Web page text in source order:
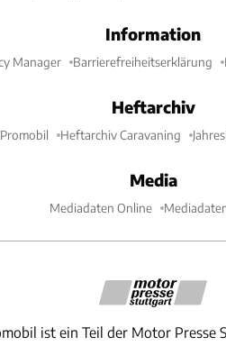
Information
Manager Barrierefreiheitserklärung
Heftarchiv
Heftarchiv Caravaning
Media
Mediadaten Online
ist ein Teil der Motor Presse